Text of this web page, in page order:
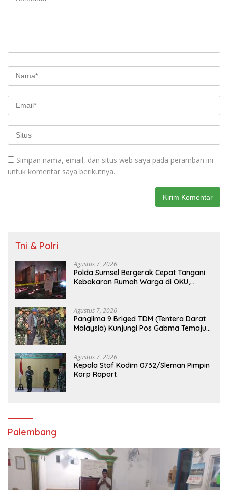
Simpan nama, email, dan situs web saya pada peramban ini
untuk komentar saya berikutnya.
Tni & Polri
Agustus 7, 2026
Polda Sumsel Bergerak Cepat Tangani
Kebakaran Rumah Warga di OKU,
Agustus 7, 2026
Panglima 9 Briged TDM (Tentera Darat
Malaysia) Kunjungi Pos Gabma Temajuk
Agustus 7, 2026
Kepala Staf Kodim 0732/Sleman Pimpin
Korp Raport
Palembang